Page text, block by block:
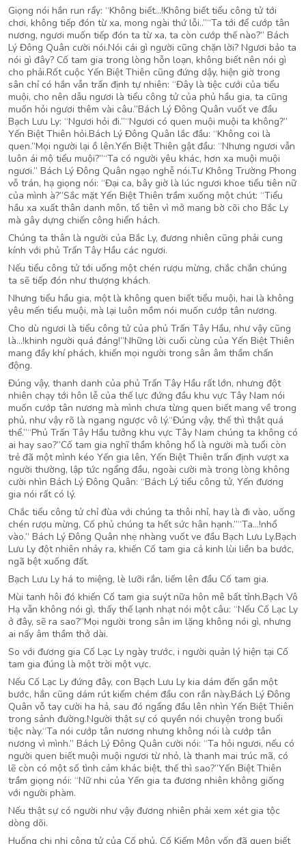
Giọng nói hắn run rẩy: “Không biết…!Không biết tiểu công tử tới
chơi, không tiếp đón từ xa, mong ngài thứ lỗi..”“Ta tới để cướp tân
nương, ngươi muốn tiếp đón ta từ xa, ta còn cướp thế nào?” Bách
Lý Đông Quân cười nói.Nói cái gì người cũng chặn lời? Ngươi bảo ta
nói gì đây? Cố tam gia trong lòng hỗn loạn, không biết nên nói gì
cho phải.Rốt cuộc Yến Biệt Thiên cũng đứng dậy, hiện giờ trong
sân chỉ có hắn vẫn trấn định tự nhiên: “Đây là tiệc cưới của tiểu
muội, cho nên dẫu ngươi là tiểu công tử của phủ hầu gia, ta cũng
muốn hỏi ngươi thêm vài câu.”Bách Lý Đông Quân vuốt ve đầu
Bạch Lưu Ly: “Ngươi hỏi đi.”“Ngươi có quen muội muội ta không?”
Yến Biệt Thiên hỏi.Bách Lý Đông Quân lắc đầu: “Không coi là
quen.”Mọi người lại ồ lên.Yến Biệt Thiên gật đầu: “Nhưng ngươi vẫn
luôn ái mộ tiểu muội?”“Ta có người yêu khác, hơn xa muội muội
ngươi.” Bách Lý Đông Quân ngạo nghễ nói.Tư Không Trường Phong
vỗ trán, hạ giọng nói: “Đại ca, bây giờ là lúc ngươi khoe tiểu tiên nữ
của mình à?”Sắc mặt Yến Biệt Thiên trầm xuống một chút: “Tiểu
hầu xa xuất thân danh môn, tổ tiên vì mở mang bờ cõi cho Bắc Ly
mà gây dựng chiến công hiển hách.
Chúng ta thân là người của Bắc Ly, đương nhiên cũng phải cung
kính với phủ Trấn Tây Hầu các ngươi.
Nếu tiểu công tử tới uống một chén rượu mừng, chắc chắn chúng
ta sẽ tiếp đón như thượng khách.
Nhưng tiểu hầu gia, một là không quen biết tiểu muội, hai là không
yêu mến tiểu muội, mà lại luôn mồm nói muốn cướp tân nương.
Cho dù ngươi là tiểu công tử của phủ Trấn Tây Hầu, như vậy cũng
là…!khinh người quá đáng!”Những lời cuối cùng của Yến Biệt Thiên
mang đầy khí phách, khiến mọi người trong sân âm thầm chấn
động.
Đúng vậy, thanh danh của phủ Trấn Tây Hầu rất lớn, nhưng đột
nhiên chạy tới hôn lễ của thế lực đứng đầu khu vực Tây Nam nói
muốn cướp tân nương mà mình chưa từng quen biết mang về trong
phủ, như vậy rõ là ngang ngược vô lý.“Đúng vậy, thế thì thật quá
thể.”“Phủ Trấn Tây Hầu tưởng khu vực Tây Nam chúng ta không có
ai hay sao?”Cố tam gia nghĩ thầm không hổ là người mà tuổi còn
trẻ đã một mình kéo Yến gia lên, Yến Biệt Thiên trấn định vượt xa
người thường, lập tức ngẩng đầu, ngoài cười mà trong lòng không
cười nhìn Bách Lý Đông Quân: “Bách Lý tiểu công tử, Yến đương
gia nói rất có lý.
Chắc tiểu công tử chỉ đùa với chúng ta thôi nhỉ, hay là đi vào, uống
chén rượu mừng, Cố phủ chúng ta hết sức hân hạnh.”“Ta…!nhổ
vào.” Bách Lý Đông Quân nhẹ nhàng vuốt ve đầu Bạch Lưu Ly.Bạch
Lưu Ly đột nhiên nhảy ra, khiến Cố tam gia cả kinh lùi liền ba bước,
ngã bệt xuống đất.
Bạch Lưu Ly há to miệng, lè lưỡi rắn, liếm lên đầu Cố tam gia.
Mùi tanh hôi đó khiến Cố tam gia suýt nữa hôn mê bất tỉnh.Bạch Vô
Hạ vẫn không nói gì, thấy thế lạnh nhạt nói một câu: “Nếu Cố Lạc Ly
ở đây, sẽ ra sao?”Mọi người trong sân im lặng không nói gì, nhưng
ai nấy âm thầm thở dài.
So với đương gia Cố Lạc Ly ngày trước, i người quản lý hiện tại Cố
tam gia đúng là một trời một vực.
Nếu Cố Lạc Ly đứng đây, con Bạch Lưu Ly kia dám đến gần một
bước, hắn cũng dám rút kiếm chém đầu con rắn này.Bách Lý Đông
Quân vỗ tay cười ha hả, sau đó ngẩng đầu lên nhìn Yến Biệt Thiên
trong sảnh đường.Người thật sự có quyền nói chuyện trong buổi
tiệc này.“Ta nói cướp tân nương nhưng không nói là cướp tân
nương vì mình.” Bách Lý Đông Quân cười nói: “Ta hỏi ngươi, nếu có
người quen biết muội muội ngươi từ nhỏ, là thanh mai trúc mã, có
lẽ còn có một số tình cảm khác biệt, thế thì sao?”Yến Biệt Thiên
trầm giọng nói: “Nữ nhi của Yến gia ta đương nhiên không giống
với người phàm.
Nếu thật sự có người như vậy đương nhiên phải xem xét gia tộc
dòng dõi.
Huống chi nhị công tử của Cố phủ, Cố Kiếm Môn vốn đã quen biết